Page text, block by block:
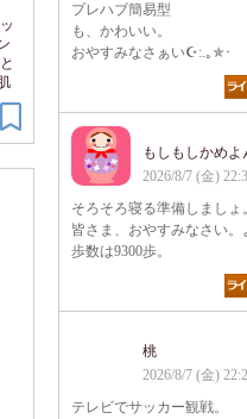
的
プレハブ簡易型
も、かわいい。
おやすみなさぁい☪:.｡✯･
もしもしかめよ
2026/8/7 (金)
そろそろ寝る準備しましょ。
皆さま、おやすみなさい。
歩数は9300歩。
桃
2026/8/7 (金)
テレビでサッカー観戦。